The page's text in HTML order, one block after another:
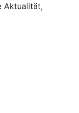
Aktualität,